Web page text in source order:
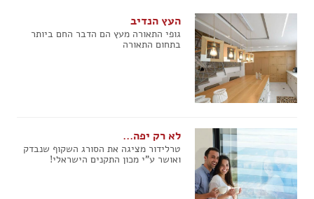
העץ הנדיב
גופי התאורה מעץ הם הדבר החם ביותר
בתחום התאורה
לא רק יפה...
טרלידור מציגה את הסורג השקוף שנבדק
ואושר ע"י מכון התקנים הישראלי!